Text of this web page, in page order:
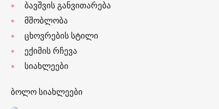
ბავშვის განვითარება
მშობლობა
ცხოვრების სტილი
ექიმის რჩევა
სიახლეები
ბოლო სიახლეები